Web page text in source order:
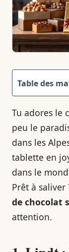
Table des
Tu adores le
peu le
dans les
tablette en
dans le
Prêt à saliver
de chocolat
attention.